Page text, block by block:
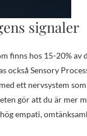
signaler
finns hos 15-20% av
också Sensory
ett nervsystem
gör att du är mer
empati,